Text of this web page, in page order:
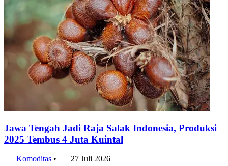
Jawa Tengah Jadi Raja Salak Indonesia, Produksi
2025 Tembus 4 Juta Kuintal
Komoditas • 27 Juli 2026